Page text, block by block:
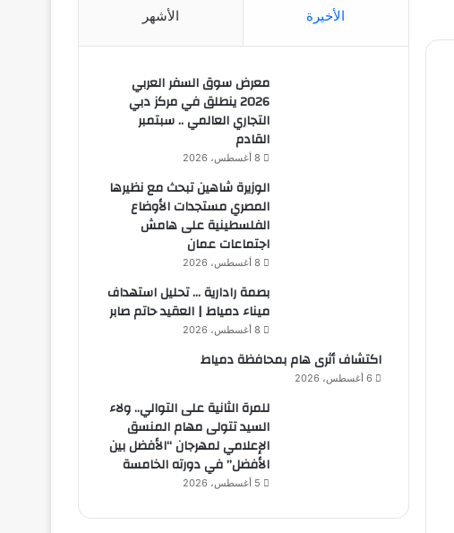
الأخيرة الأشهر
معرض سوق السفر العربي
2026 ينطلق في مركز دبي
التجاري العالمي .. سبتمبر
القادم
8 أغسطس، 2026
الوزيرة شاهين تبحث مع نظيرها
المصري مستجدات الأوضاع
الفلسطينية على هامش
اجتماعات عمان
8 أغسطس، 2026
بصمة رادارية … تحليل استهداف
ميناء دمياط | العقيد حاتم صابر
8 أغسطس، 2026
اكتشاف أثرى هام بمحافظة دمياط
6 أغسطس، 2026
للمرة الثانية على التوالي.. ولاء
السيد تتولى مهام المنسق
الإعلامي لمهرجان “الأفضل بين
الأفضل” في دورته الخامسة
5 أغسطس، 2026